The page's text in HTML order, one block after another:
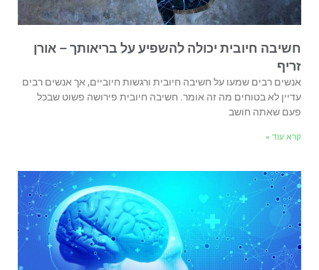
חשיבה חיובית יכולה להשפיע על בריאותך – אורן
זריף
אנשים רבים שמעו על חשיבה חיובית ורגשות חיוביים, אך אנשים רבים
עדיין לא בטוחים מה זה אומר. חשיבה חיובית פירושה פשוט שבכל
פעם שאתה חושב
קרא עוד »